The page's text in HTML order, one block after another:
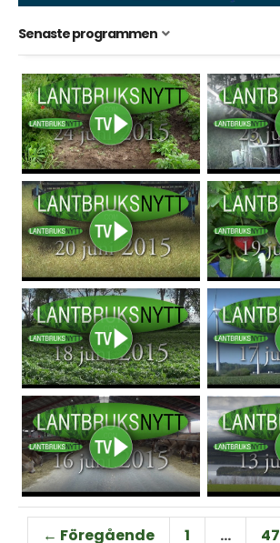
Senaste programmen
← Föregående 1 …